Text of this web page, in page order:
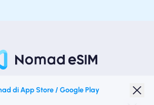
di App Store / Google Play